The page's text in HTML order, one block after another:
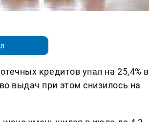
кредитов упал на 25,4% в
выдач при этом снизилось на